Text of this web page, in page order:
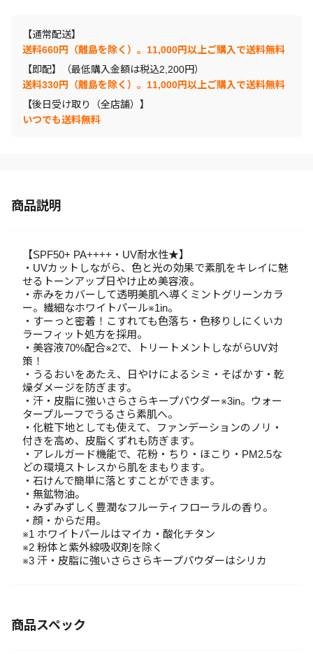
【通常配送】
送料660円（離島を除く）。11,000円以上ご購入で送料無料
【即配】（最低購入金額は税込2,200円）
送料330円（離島を除く）。11,000円以上ご購入で送料無料
【後日受け取り（全店舗）】
いつでも送料無料
商品説明
【SPF50+ PA++++・UV耐水性★】
・UVカットしながら、色と光の効果で素肌をキレイに魅
せるトーンアップ日やけ止め美容液。
・赤みをカバーして透明美肌へ導くミントグリーンカラ
ー。繊細なホワイトパール※1in。
・すーっと密着！こすれても色落ち・色移りしにくいカ
ラーフィット処方を採用。
・美容液70%配合※2で、トリートメントしながらUV対
策！
・うるおいをあたえ、日やけによるシミ・そばかす・乾
燥ダメージを防ぎます。
・汗・皮脂に強いさらさらキープパウダー※3in。ウォー
タープルーフでうるさら素肌へ。
・化粧下地としても使えて、ファンデーションのノリ・
付きを高め、皮脂くずれも防ぎます。
・アレルガード機能で、花粉・ちり・ほこり・PM2.5な
どの環境ストレスから肌をまもります。
・石けんで簡単に落とすことができます。
・無鉱物油。
・みずみずしく豊潤なフルーティフローラルの香り。
・顔・からだ用。
※1 ホワイトパールはマイカ・酸化チタン
※2 粉体と紫外線吸収剤を除く
※3 汗・皮脂に強いさらさらキープパウダーはシリカ
商品スペック